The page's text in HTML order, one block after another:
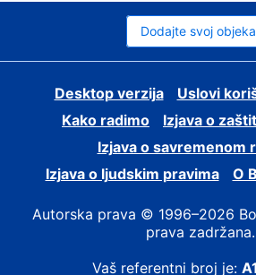
Dodajte svoj
Desktop verzija
Uslovi
Kako radimo
Izjava o
Izjava o savremenom
Izjava o ljudskim pravima
О
Autorska prava © 1996–2026
prava zadržana.
Vaš referentni broj je: